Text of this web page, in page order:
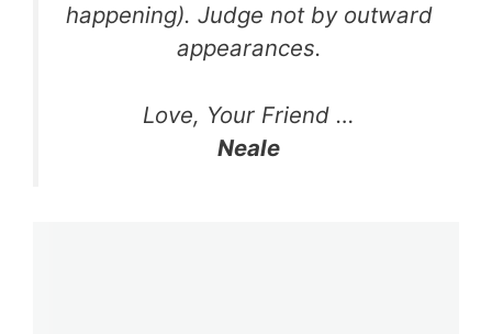
happening). Judge not by outward
appearances.
Love, Your Friend …
Neale